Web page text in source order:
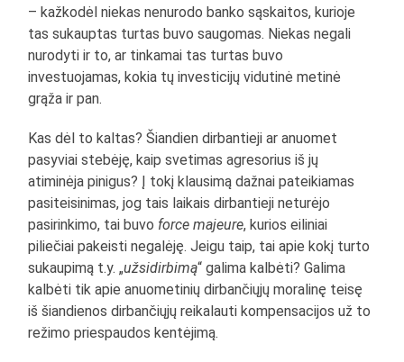
– kažkodėl niekas nenurodo banko sąskaitos, kurioje
tas sukauptas turtas buvo saugomas. Niekas negali
nurodyti ir to, ar tinkamai tas turtas buvo
investuojamas, kokia tų investicijų vidutinė metinė
grąža ir pan.
Kas dėl to kaltas? Šiandien dirbantieji ar anuomet
pasyviai stebėję, kaip svetimas agresorius iš jų
atiminėja pinigus? Į tokį klausimą dažnai pateikiamas
pasiteisinimas, jog tais laikais dirbantieji neturėjo
pasirinkimo, tai buvo force majeure, kurios eiliniai
piliečiai pakeisti negalėję. Jeigu taip, tai apie kokį turto
sukaupimą t.y. „užsidirbimą“ galima kalbėti? Galima
kalbėti tik apie anuometinių dirbančiųjų moralinę teisę
iš šiandienos dirbančiųjų reikalauti kompensacijos už to
režimo priespaudos kentėjimą.